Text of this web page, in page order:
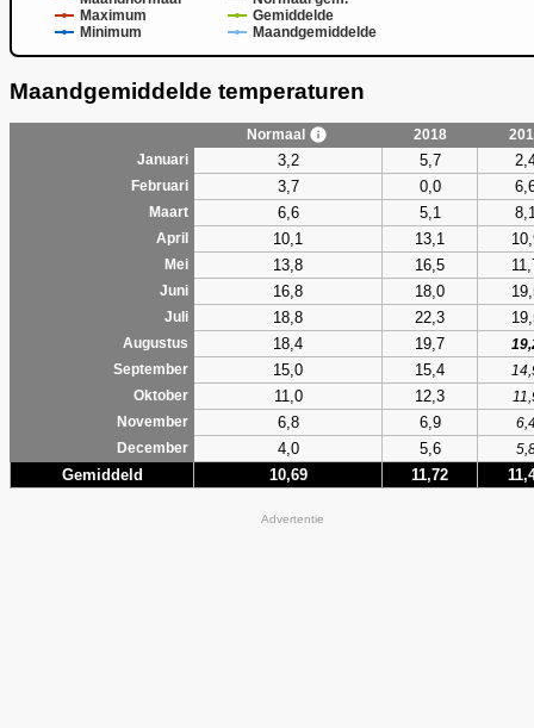
Maximum
Gemiddelde
Minimum
Maandgemiddelde
Maandgemiddelde temperaturen
Normaal 2018
Januari
3,2 5,7
Februari 3,7 0,0
Maart 6,6 5,1
April 10,1 13,1
Mei 13,8 16,5
Juni 16,8 18,0
Juli 18,8 22,3
Augustus 18,4 19,7
September
15,0 15,4
Oktober
11,0 12,3
November
6,8 6,9
December
4,0 5,6
Gemiddeld 10,69 11,72
Advertentie